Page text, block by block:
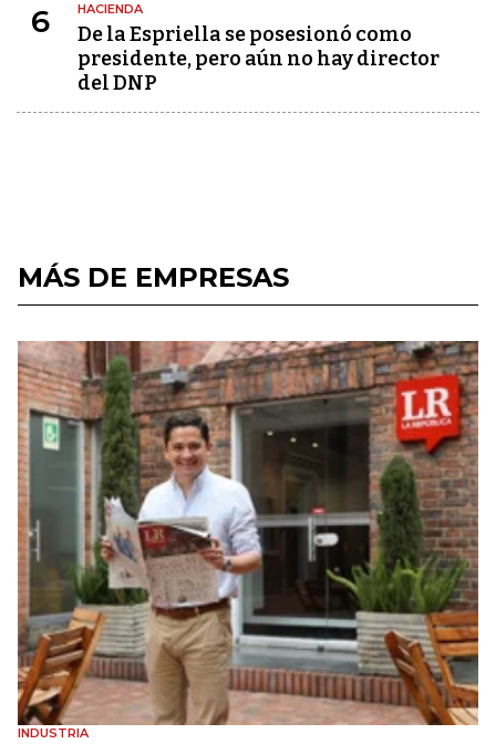
6 HACIENDA
De la Espriella se posesionó como
presidente, pero aún no hay director
del DNP
MÁS DE EMPRESAS
INDUSTRIA